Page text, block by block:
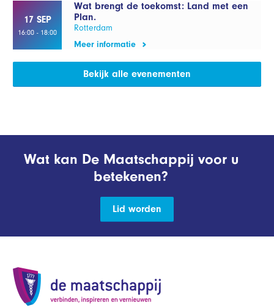
17 SEP
16:00 - 18:00
Wat brengt de toekomst: Land met een
Plan.
Rotterdam
Meer informatie
Bekijk alle evenementen
Wat kan De Maatschappij voor u
betekenen?
Lid worden